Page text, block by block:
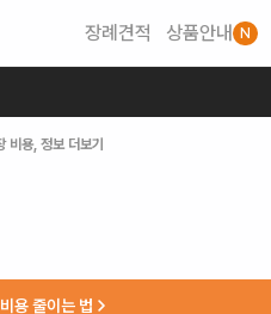
장례견적 상품안내 N
비용, 정보 더보기
용 줄이는 법